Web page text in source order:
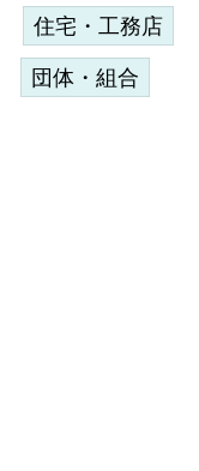
住宅・工務店
団体・組合